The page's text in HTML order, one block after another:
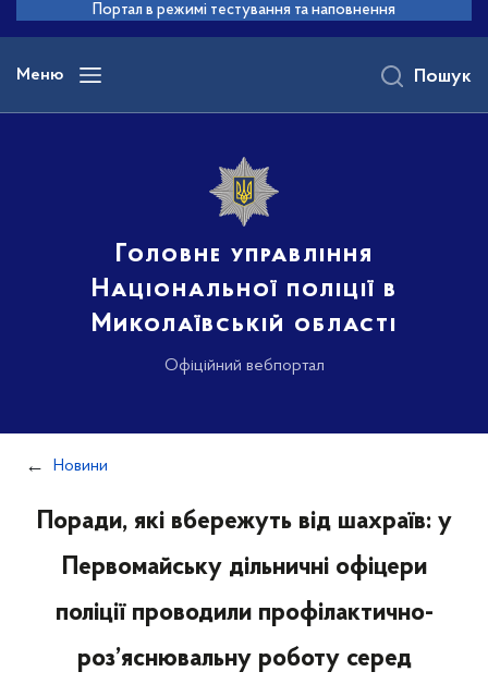
основного
вмісту
Портал в режимі тестування та наповнення
Меню
Головне управління
Національної поліції в
Миколаївській області
Офіційний вебпортал
Пошук
Новини
Поради, які вбережуть від шахраїв: у
Первомайську дільничні офіцери
поліції проводили профілактично-
роз’яснювальну роботу серед